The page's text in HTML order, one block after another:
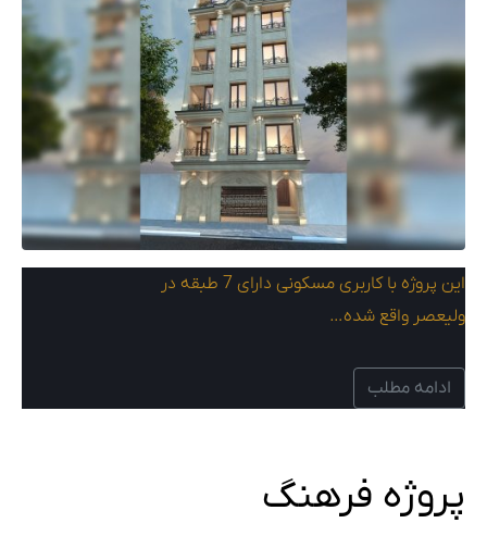
این پروژه با کاربری مسکونی دارای 7 طبقه در
ولیعصر واقع شده…
ادامه مطلب
پروژه فرهنگ